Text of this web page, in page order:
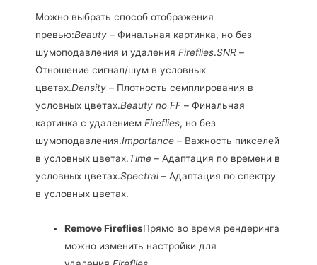
Можно выбрать способ отображения
превью:Beauty – Финальная картинка, но без
шумоподавления и удаления Fireflies.SNR –
Отношение сигнал/шум в условных
цветах.Density – Плотность семплирования в
условных цветах.Beauty no FF – Финальная
картинка с удалением Fireflies, но без
шумоподавления.Importance – Важность пикселей
в условных цветах.Time – Адаптация по времени в
условных цветах.Spectral– Адаптация по спектру
в условных цветах.
Remove FirefliesПрямо во время рендеринга
можно изменить настройки для